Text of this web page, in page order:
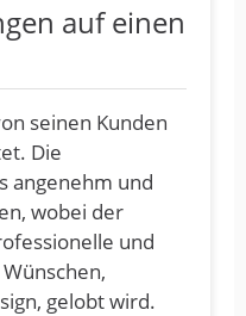
auf einen
seinen Kunden
Die
angenehm und
wobei der
und
gelobt wird.